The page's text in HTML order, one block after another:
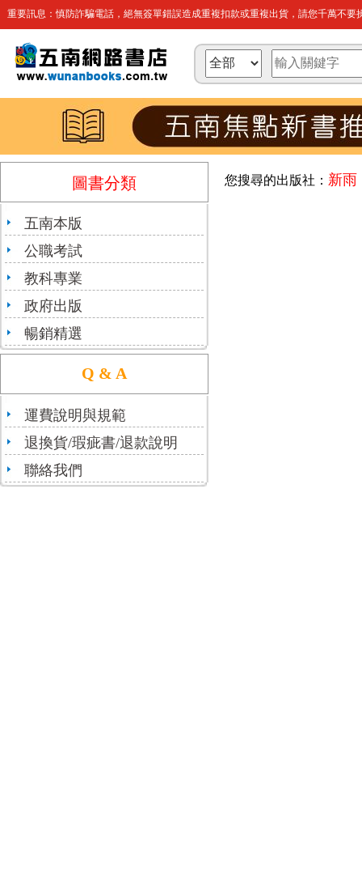
重要訊息：慎防詐騙電話，絕無簽單錯誤造成重複扣款或重複出貨，請您千萬不要
圖書分類
五南本版
公職考試
教科專業
政府出版
暢銷精選
Q & A
運費說明與規範
退換貨/瑕疵書/退款說明
聯絡我們
您搜尋的出版社： 新雨